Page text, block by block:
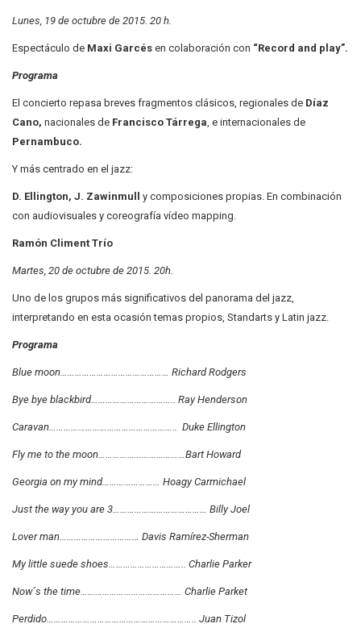
Lunes, 19 de octubre de 2015. 20 h.
Espectáculo de Maxi Garcés en colaboración con “Record and play”.
Programa
El concierto repasa breves fragmentos clásicos, regionales de Díaz
Cano, nacionales de Francisco Tárrega , e internacionales de
Pernambuco.
Y más centrado en el jazz:
D. Ellington, J. Zawinmull
y composiciones propias. En combinación
con audiovisuales y coreografía vídeo mapping.
Ramón Climent Trío
Martes, 20 de octubre de 2015. 20h.
Uno de los grupos más significativos del panorama del jazz,
interpretando en esta ocasión temas propios, Standarts y Latin jazz.
Programa
Blue moon……………………………………… Richard Rodgers
Bye bye blackbird…………………………….. Ray Henderson
Caravan…………………………………………….. Duke Ellington
Fly me to the moon………………………………Bart Howard
Georgia on my mind…………………… Hoagy Carmichael
Just the way you are 3………………………………… Billy Joel
Lover man…………………………… Davis Ramírez-Sherman
My little suede shoes………………………….. Charlie Parker
Now´s the time…………………………………… Charlie Parket
Perdido…………………………………………………….. Juan Tizol